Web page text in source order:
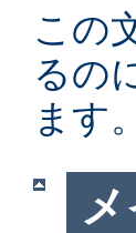
この
るの
ます。